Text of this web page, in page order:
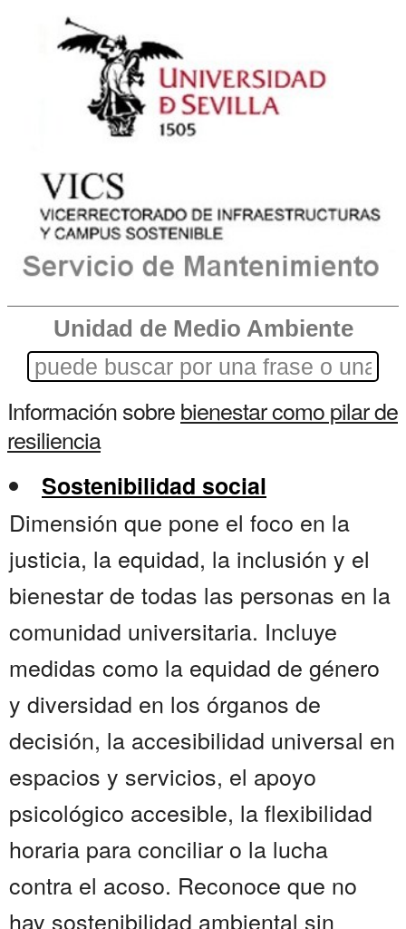
Unidad de Medio Ambiente
Información sobrebienestar como pilar de
resiliencia
Sostenibilidad social
Dimensión que pone el foco en la
justicia, la equidad, la inclusión y el
bienestar de todas las personas en la
comunidad universitaria. Incluye
medidas como la equidad de género
y diversidad en los órganos de
decisión, la accesibilidad universal en
espacios y servicios, el apoyo
psicológico accesible, la flexibilidad
horaria para conciliar o la lucha
contra el acoso. Reconoce que no
hay sostenibilidad ambiental sin